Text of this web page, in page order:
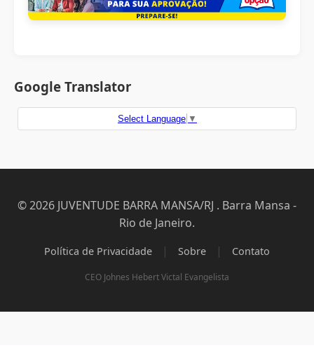
Google Translator
Select Language ▼
© 2026 JUVENTUDE BARRA MANSA/RJ . Barra Mansa -
Rio de Janeiro.
Política de Privacidade | Sobre | Contato
CEO Johnes Hebert Victal Evangelista